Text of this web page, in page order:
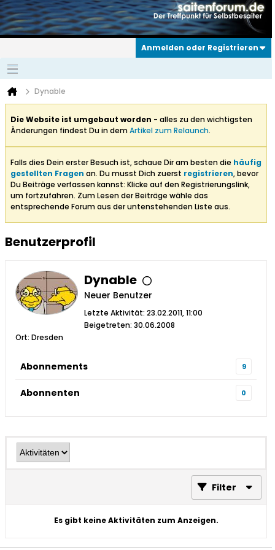
Anmelden oder Registrieren
Dynable
Die Website ist umgebaut worden - alles zu den wichtigsten
Änderungen findest Du in demArtikel zum Relaunch.
Falls dies Dein erster Besuch ist, schaue Dir am besten die häufig
gestellten Fragen an. Du musst Dich zuerst registrieren, bevor
Du Beiträge verfassen kannst: Klicke auf den Registrierungslink,
um fortzufahren. Zum Lesen der Beiträge wähle das
entsprechende Forum aus der untenstehenden Liste aus.
Benutzerprofil
Dynable
Neuer Benutzer
Letzte Aktivität: 23.02.2011, 11:00
Beigetreten: 30.06.2008
Ort: Dresden
Abonnements 9
Abonnenten 0
Filter
Es gibt keine Aktivitäten zum Anzeigen.